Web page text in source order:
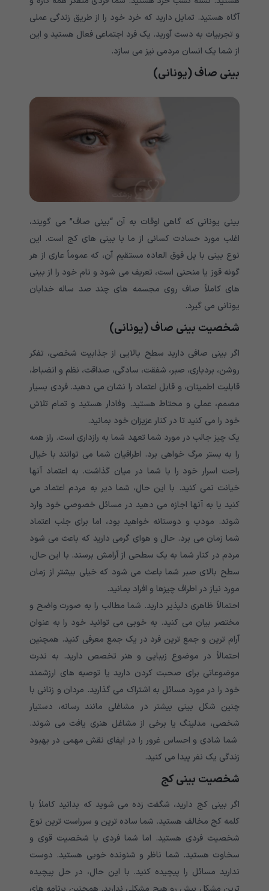
آگاه هستید. تمایل دارید که خرد خود را از طریق زندگی عملی
و تجربیات به دست آورید. یک فرد اجتماعی فعال هستید و این
از شما یک انسان مردمی نیز می سازد.
بینی صاف (یونانی)
بینی یونانی که گاهی اوقات به آن “بینی صاف” می گویند،
اغلب مورد حسادت کسانی از ما با بینی های کج است. این
نوع بینی با پل فوق العاده مستقیم آن، که عموماً عاری از هر
گونه قوز یا منحنی است، تعریف می شود و نام خود را از بینی
های کاملاً صاف روی مجسمه های چند صد ساله خدایان
یونانی می گیرد.
شخصیت بینی صاف (یونانی)
اگر بینی صافی دارید سطح بالایی از جذابیت شخصی، تفکر
روشن، بردباری، صبر، شفقت، سادگی، صداقت، نظم و انضباط،
قابلیت اطمینان، و قابل اعتماد را نشان می دهید. فردی بسیار
مصمم، عملی و محتاط هستید. وفادار هستید و تمام تلاش
خود را می کنید تا در کنار عزیزان خود بمانید.
یک چیز جالب در مورد شما تعهد شما به رازداری است. راز همه
را به بستر مرگ خواهی برد. اطرافیان شما می توانند با خیال
راحت اسرار خود را با شما در میان گذاشت. به اعتماد آنها
خیانت نمی کنید. با این حال، شما دیر به مردم اعتماد می
کنید یا به آنها اجازه می دهید در مسائل خصوصی خود وارد
شوند. مودب و دوستانه خواهید بود، اما برای جلب اعتماد
شما زمان می برد. حال و هوای گرمی دارید که باعث می شود
مردم در کنار شما به یک سطحی از آرامش برسند. با این حال،
سطح بالای صبر شما باعث می شود که خیلی بیشتر از زمان
مورد نیاز در اطراف چیزها و افراد بمانید.
احتمالاً ظاهری دلپذیر دارید. شما مطالب را به صورت واضح و
مختصر بیان می کنید. به خوبی می توانید خود را به عنوان
آرام ترین و جمع ترین فرد در یک جمع معرفی کنید. همچنین
احتمالاً در موضوع زیبایی و هنر تخصص دارید. به ندرت
موضوعاتی برای صحبت کردن دارید یا توصیه های ارزشمند
خود را در مورد مسائل به اشتراک می گذارید. مردان و زنانی با
چنین شکل بینی بیشتر در مشاغلی مانند رسانه، دستیار
شخصی، مدلینگ یا برخی از مشاغل هنری یافت می شوند.
شما شادی و احساس غرور را در ایفای نقش مهمی در بهبود
زندگی یک نفر پیدا می کنید.
شخصیت بینی کج
اگر بینی کج دارید، شگفت زده می شوید که بدانید کاملاً با
کلمه کج مخالف هستید. شما ساده ترین و سرراست ترین نوع
شخصیت فردی هستید. اما شما فردی با شخصیت قوی و
سخاوت هستید. شما ناظر و شنونده خوبی هستید. دوست
ندارید مسائل را پیچیده کنید. با این حال، در حل پیچیده